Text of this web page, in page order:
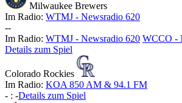
Milwaukee Brewers
Im Radio: WTMJ - Newsradio 620
--
Im Radio: WTMJ - Newsradio 620 WCCO -
Details zum Spiel
Colorado Rockies
Im Radio: KOA 850 AM & 94.1 FM
- : -Details zum Spiel